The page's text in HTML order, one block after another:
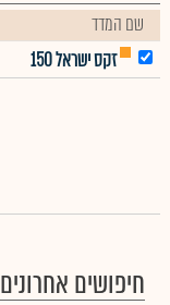
שם המדד
זקס ישראל 150
חיפושים אחרונים